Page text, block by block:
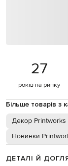
27
років на ринку
Більше товарів з
Декор Printworks
Новинки
ДЕТАЛІ Й